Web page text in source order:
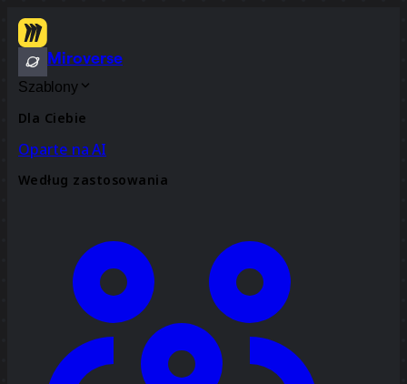
Miroverse
Szablony
Dla Ciebie
Oparte na AI
Według zastosowania